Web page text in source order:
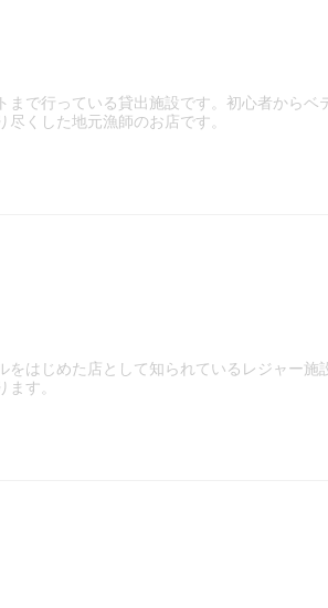
まで行っている貸出施設です。初心者からベ
くした地元漁師のお店です。
をはじめた店として知られているレジャー施
す。